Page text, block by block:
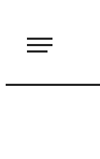
sisältöön